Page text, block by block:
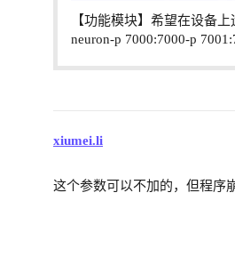
【功能模块】希望在设备
neuron-p 7000:7000-p
xiumei.li
这个参数可以不加的，但程序